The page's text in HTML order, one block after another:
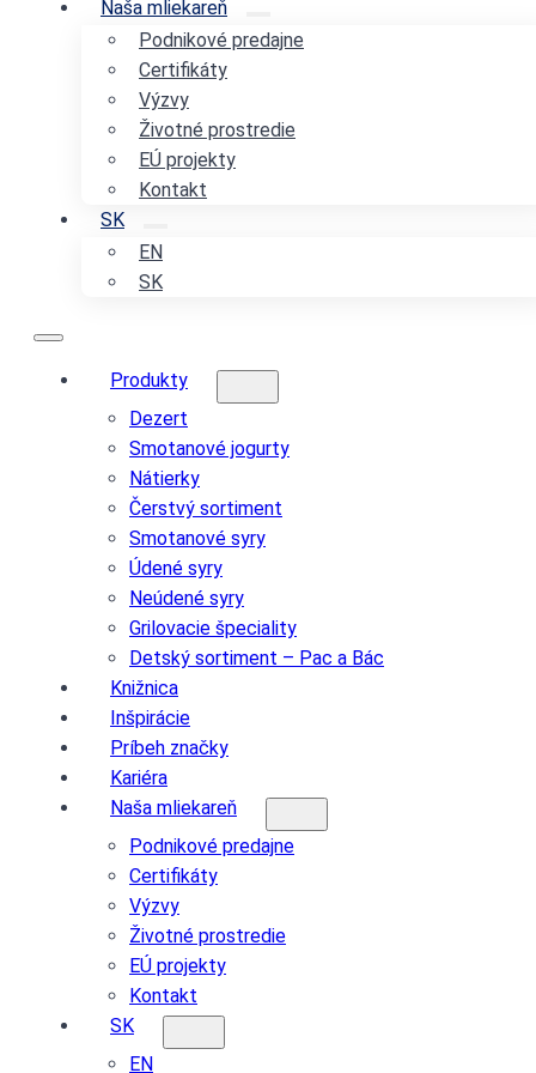
Naša mliekareň
Podnikové predajne
Certifikáty
Výzvy
Životné prostredie
EÚ projekty
Kontakt
SK
EN
SK
Produkty
Dezert
Smotanové jogurty
Nátierky
Čerstvý sortiment
Smotanové syry
Údené syry
Neúdené syry
Grilovacie špeciality
Detský sortiment – Pac a Bác
Knižnica
Inšpirácie
Príbeh značky
Kariéra
Naša mliekareň
Podnikové predajne
Certifikáty
Výzvy
Životné prostredie
EÚ projekty
Kontakt
SK
EN